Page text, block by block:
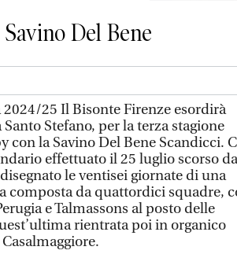
Del Bene
2024/25 Il Bisonte Firenze esordirà
Stefano, per la terza stagione
con la Savino Del Bene Scandicci.
effettuato il 25 luglio scorso
le ventisei giornate di una
composta da quattordici squadre,
e Talmassons al posto delle
rientrata poi in organico